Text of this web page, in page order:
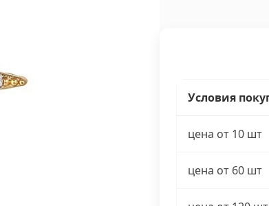
Условия
цена от 10 шт
цена от 60 шт